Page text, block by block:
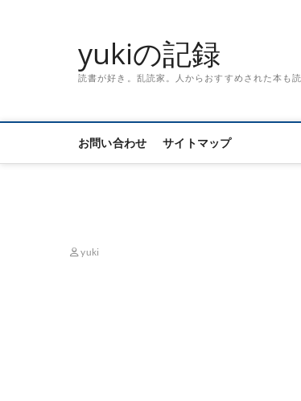
yukiの記録
読書が好き。乱読家。人からおすすめされた本も
お問い合わせ サイトマップ
yuki